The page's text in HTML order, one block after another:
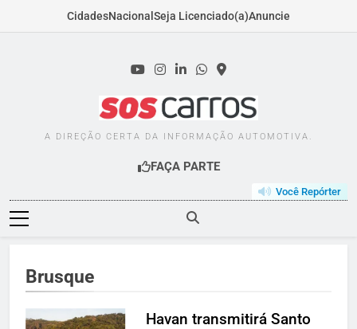
CidadesNacional Seja Licenciado(a)Anuncie
A DIREÇÃO CERTA DA INFORMAÇÃO AUTOMOTIVA.
FAÇA PARTE
Você Repórter
Brusque
Havan transmitirá Santo